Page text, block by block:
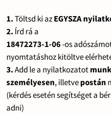
1.Töltsd ki azEGYSZA
2. Írd rá a
18472273-1-06-os
nyomtatáshoz kitöltve
3.Add le a nyilatkozatot
személyesen, illetvepostán
(kérdés esetén segítséget a
adni)